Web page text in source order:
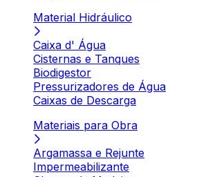
Material Hidráulico
Caixa d' Água
Cisternas e Tanques
Biodigestor
Pressurizadores de Água
Caixas de Descarga
Materiais para Obra
Argamassa e Rejunte
Impermeabilizante